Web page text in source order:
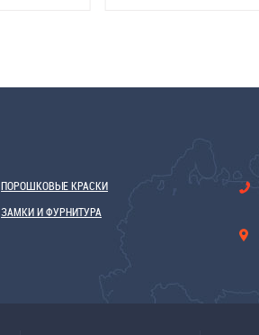
ПОРОШКОВЫЕ КРАСКИ
ЗАМКИ И ФУРНИТУРА